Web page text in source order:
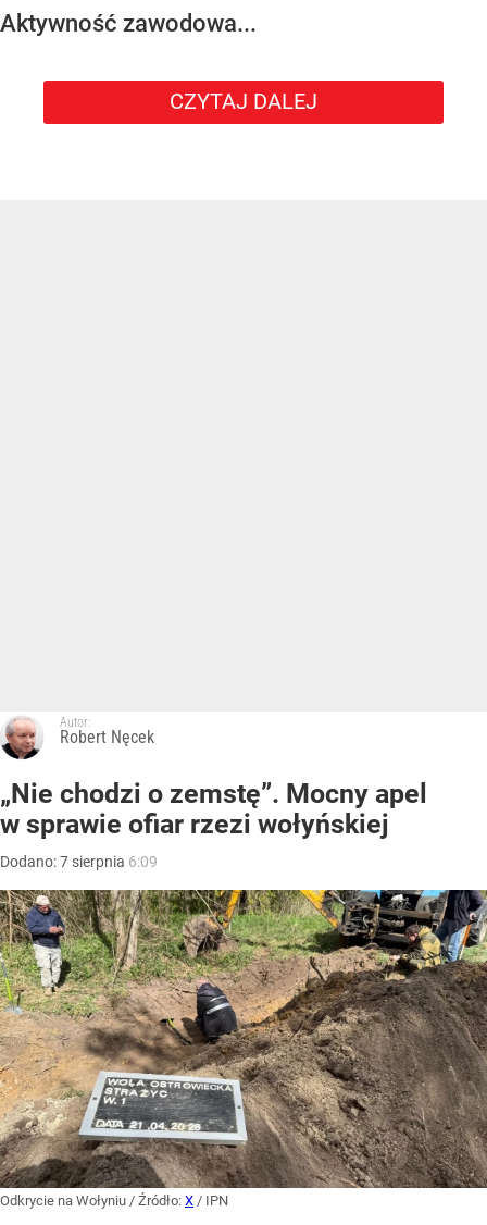
Aktywność zawodowa...
CZYTAJ DALEJ
Autor:
Robert Nęcek
„Nie chodzi o zemstę”. Mocny apel
w sprawie ofiar rzezi wołyńskiej
Dodano:7 sierpnia 6:09
Odkrycie na Wołyniu / Źródło: X / IPN